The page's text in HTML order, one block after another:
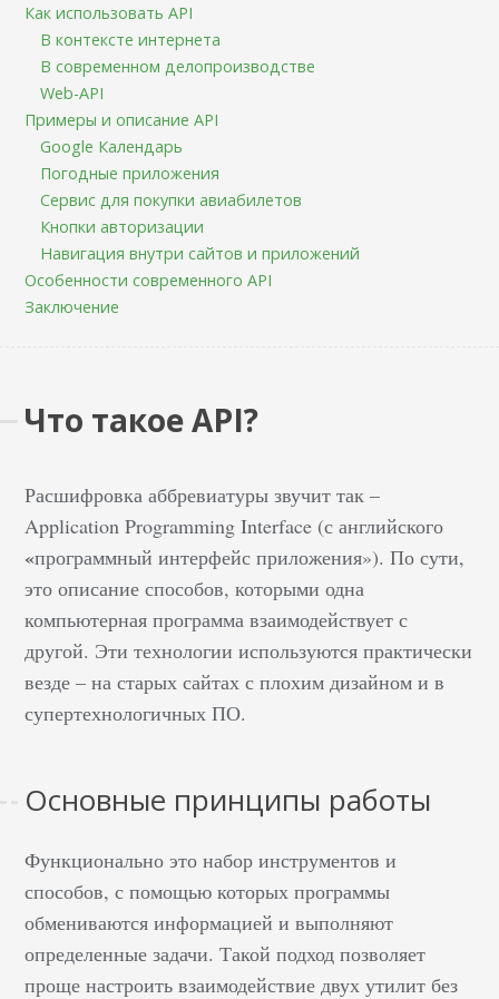
Как использовать API
В контексте интернета
В современном делопроизводстве
Web-API
Примеры и описание API
Google Календарь
Погодные приложения
Сервис для покупки авиабилетов
Кнопки авторизации
Навигация внутри сайтов и приложений
Особенности современного API
Заключение
Что такое API?
Расшифровка аббревиатуры звучит так –
Application Programming Interface (с английского
«программный интерфейс приложения»). По сути,
это описание способов, которыми одна
компьютерная программа взаимодействует с
другой. Эти технологии используются практически
везде – на старых сайтах с плохим дизайном и в
супертехнологичных ПО.
Основные принципы работы
Функционально это набор инструментов и
способов, с помощью которых программы
обмениваются информацией и выполняют
определенные задачи. Такой подход позволяет
проще настроить взаимодействие двух утилит без